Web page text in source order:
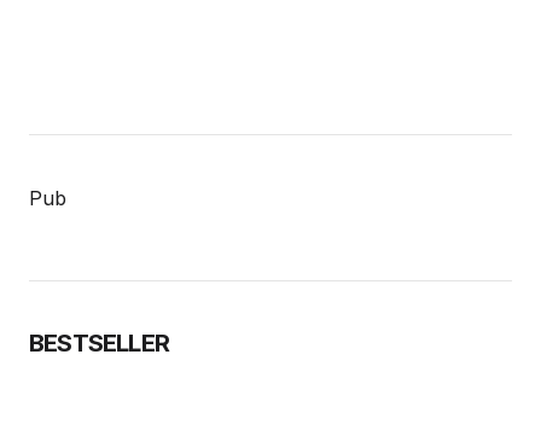
Pub
BESTSELLER